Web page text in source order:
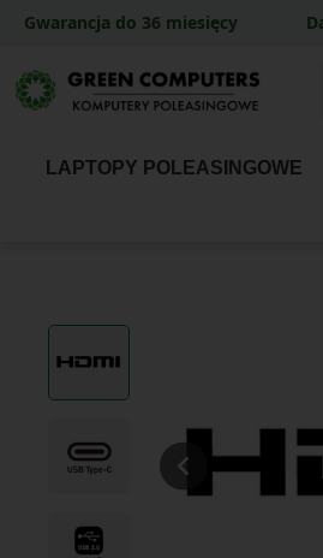
LAPTOPY POLEASINGOWE
Gwarancja do 36 miesięcy